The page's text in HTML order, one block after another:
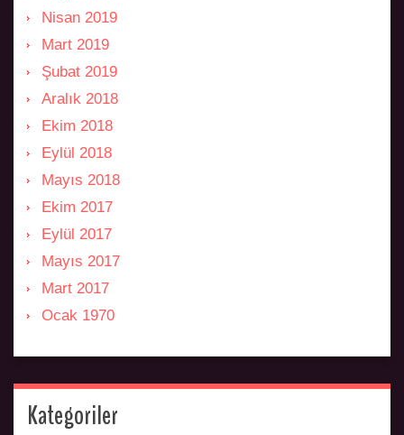
Nisan 2019
Mart 2019
Şubat 2019
Aralık 2018
Ekim 2018
Eylül 2018
Mayıs 2018
Ekim 2017
Eylül 2017
Mayıs 2017
Mart 2017
Ocak 1970
Kategoriler